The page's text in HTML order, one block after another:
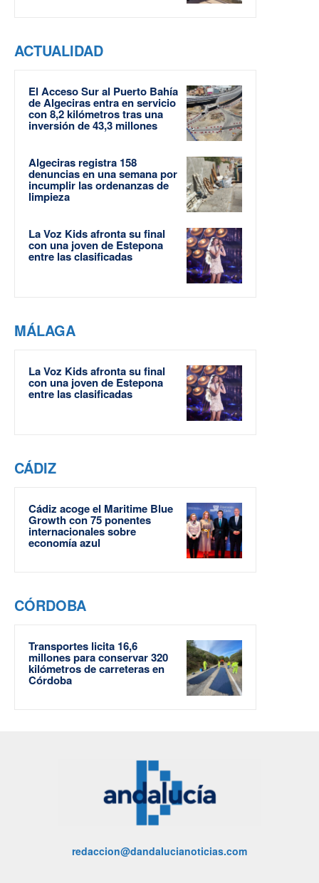
ACTUALIDAD
El Acceso Sur al Puerto Bahía
de Algeciras entra en servicio
con 8,2 kilómetros tras una
inversión de 43,3 millones
Algeciras registra 158
denuncias en una semana por
incumplir las ordenanzas de
limpieza
La Voz Kids afronta su final
con una joven de Estepona
entre las clasificadas
MÁLAGA
La Voz Kids afronta su final
con una joven de Estepona
entre las clasificadas
CÁDIZ
Cádiz acoge el Maritime Blue
Growth con 75 ponentes
internacionales sobre
economía azul
CÓRDOBA
Transportes licita 16,6
millones para conservar 320
kilómetros de carreteras en
Córdoba
redaccion@dandalucianoticias.com